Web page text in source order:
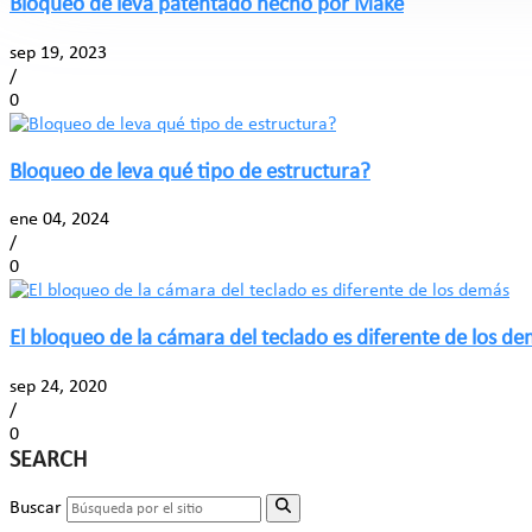
Bloqueo de leva patentado hecho por Make
sep 19, 2023
/
0
Bloqueo de leva qué tipo de estructura?
ene 04, 2024
/
0
El bloqueo de la cámara del teclado es diferente de los
sep 24, 2020
/
0
SEARCH
Buscar